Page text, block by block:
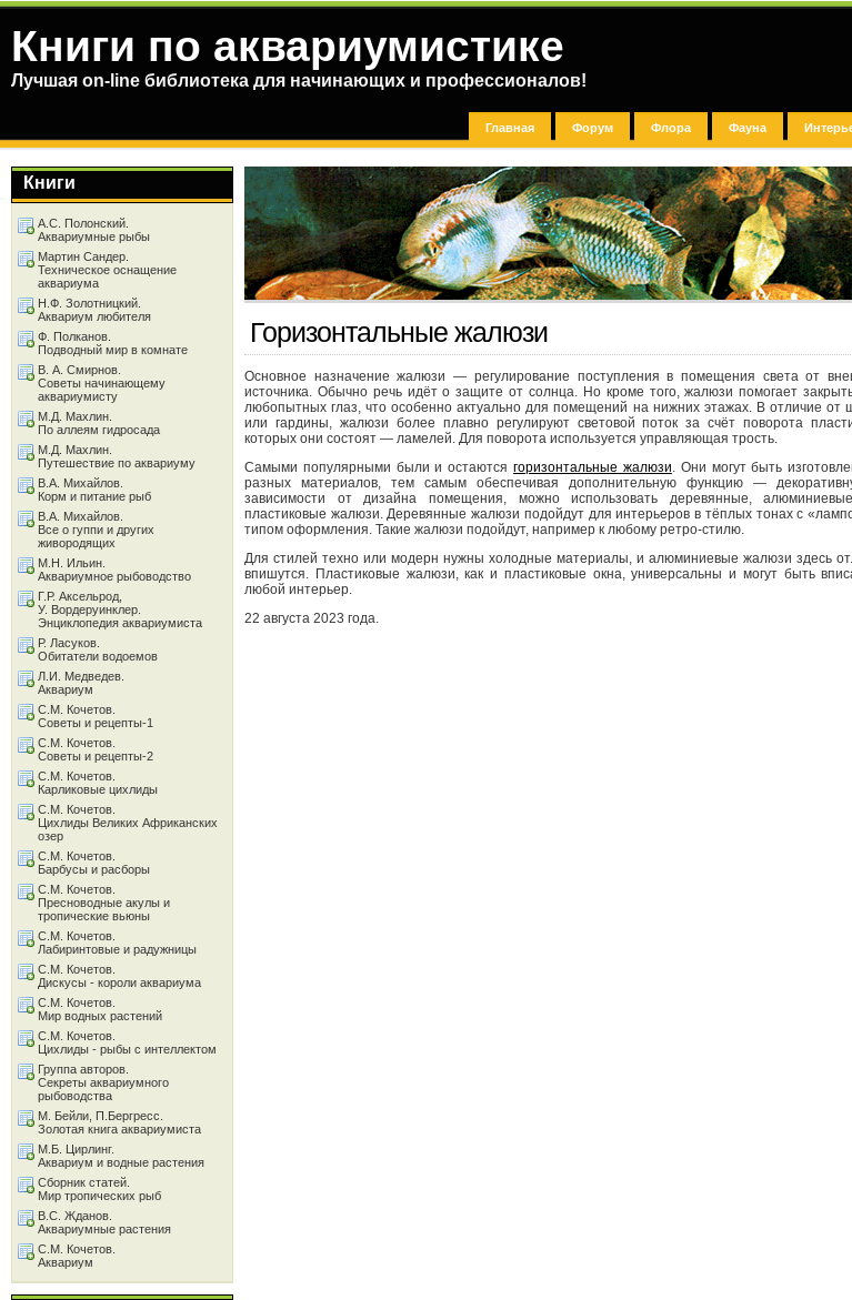
Книги по аквариумистике
Лучшая on-line библиотека для начинающих и профессионалов!
Главная Форум Флора Фауна
Горизонтальные жалюзи
Основное назначение жалюзи — регулирование поступления в помещения света от
источника. Обычно речь идёт о защите от солнца. Но кроме того, жалюзи помогает
любопытных глаз, что особенно актуально для помещений на нижних этажах. В отличие от
или гардины, жалюзи более плавно регулируют световой поток за счёт поворота
которых они состоят — ламелей. Для поворота используется управляющая трость.
Самыми популярными были и остаютсягоризонтальные жалюзи. Они могут быть
разных материалов, тем самым обеспечивая дополнительную функцию —
зависимости от дизайна помещения, можно использовать деревянные,
пластиковые жалюзи. Деревянные жалюзи подойдут для интерьеров в тёплых тонах с
типом оформления. Такие жалюзи подойдут, например к любому ретро-стилю.
Для стилей техно или модерн нужны холодные материалы, и алюминиевые жалюзи здесь
впишутся. Пластиковые жалюзи, как и пластиковые окна, универсальны и могут быть
любой интерьер.
22 августа 2023 года.
Книги
А.С. Полонский.
Аквариумные рыбы
Мартин Сандер.
Техническое оснащение
аквариума
Н.Ф. Золотницкий.
Аквариум любителя
Ф. Полканов.
Подводный мир в комнате
В. А. Смирнов.
Советы начинающему
аквариумисту
М.Д. Махлин.
По аллеям гидросада
М.Д. Махлин.
Путешествие по аквариуму
В.А. Михайлов.
Корм и питание рыб
В.А. Михайлов.
Все о гуппи и других
живородящих
М.Н. Ильин.
Аквариумное рыбоводство
Г.Р. Аксельрод,
У. Вордеруинклер.
Энциклопедия аквариумиста
Р. Ласуков.
Обитатели водоемов
Л.И. Медведев.
Аквариум
С.М. Кочетов.
Советы и рецепты-1
С.М. Кочетов.
Советы и рецепты-2
С.М. Кочетов.
Карликовые цихлиды
С.М. Кочетов.
Цихлиды Великих Африканских
озер
С.М. Кочетов.
Барбусы и расборы
С.М. Кочетов.
Пресноводные акулы и
тропические вьюны
С.М. Кочетов.
Лабиринтовые и радужницы
С.М. Кочетов.
Дискусы - короли аквариума
С.М. Кочетов.
Мир водных растений
С.М. Кочетов.
Цихлиды - рыбы с интеллектом
Группа авторов.
Секреты аквариумного
рыбоводства
М. Бейли, П.Бергресс.
Золотая книга аквариумиста
М.Б. Цирлинг.
Аквариум и водные растения
Сборник статей.
Мир тропических рыб
В.С. Жданов.
Аквариумные растения
С.М. Кочетов.
Аквариум